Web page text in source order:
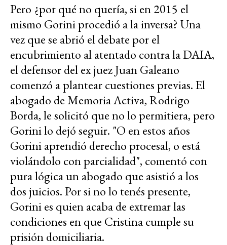
Pero ¿por qué no quería, si en 2015 el
mismo Gorini procedió a la inversa? Una
vez que se abrió el debate por el
encubrimiento al atentado contra la DAIA,
el defensor del ex juez Juan Galeano
comenzó a plantear cuestiones previas. El
abogado de Memoria Activa, Rodrigo
Borda, le solicitó que no lo permitiera, pero
Gorini lo dejó seguir. "O en estos años
Gorini aprendió derecho procesal, o está
violándolo con parcialidad", comentó con
pura lógica un abogado que asistió a los
dos juicios. Por si no lo tenés presente,
Gorini es quien acaba de extremar las
condiciones en que Cristina cumple su
prisión domiciliaria.